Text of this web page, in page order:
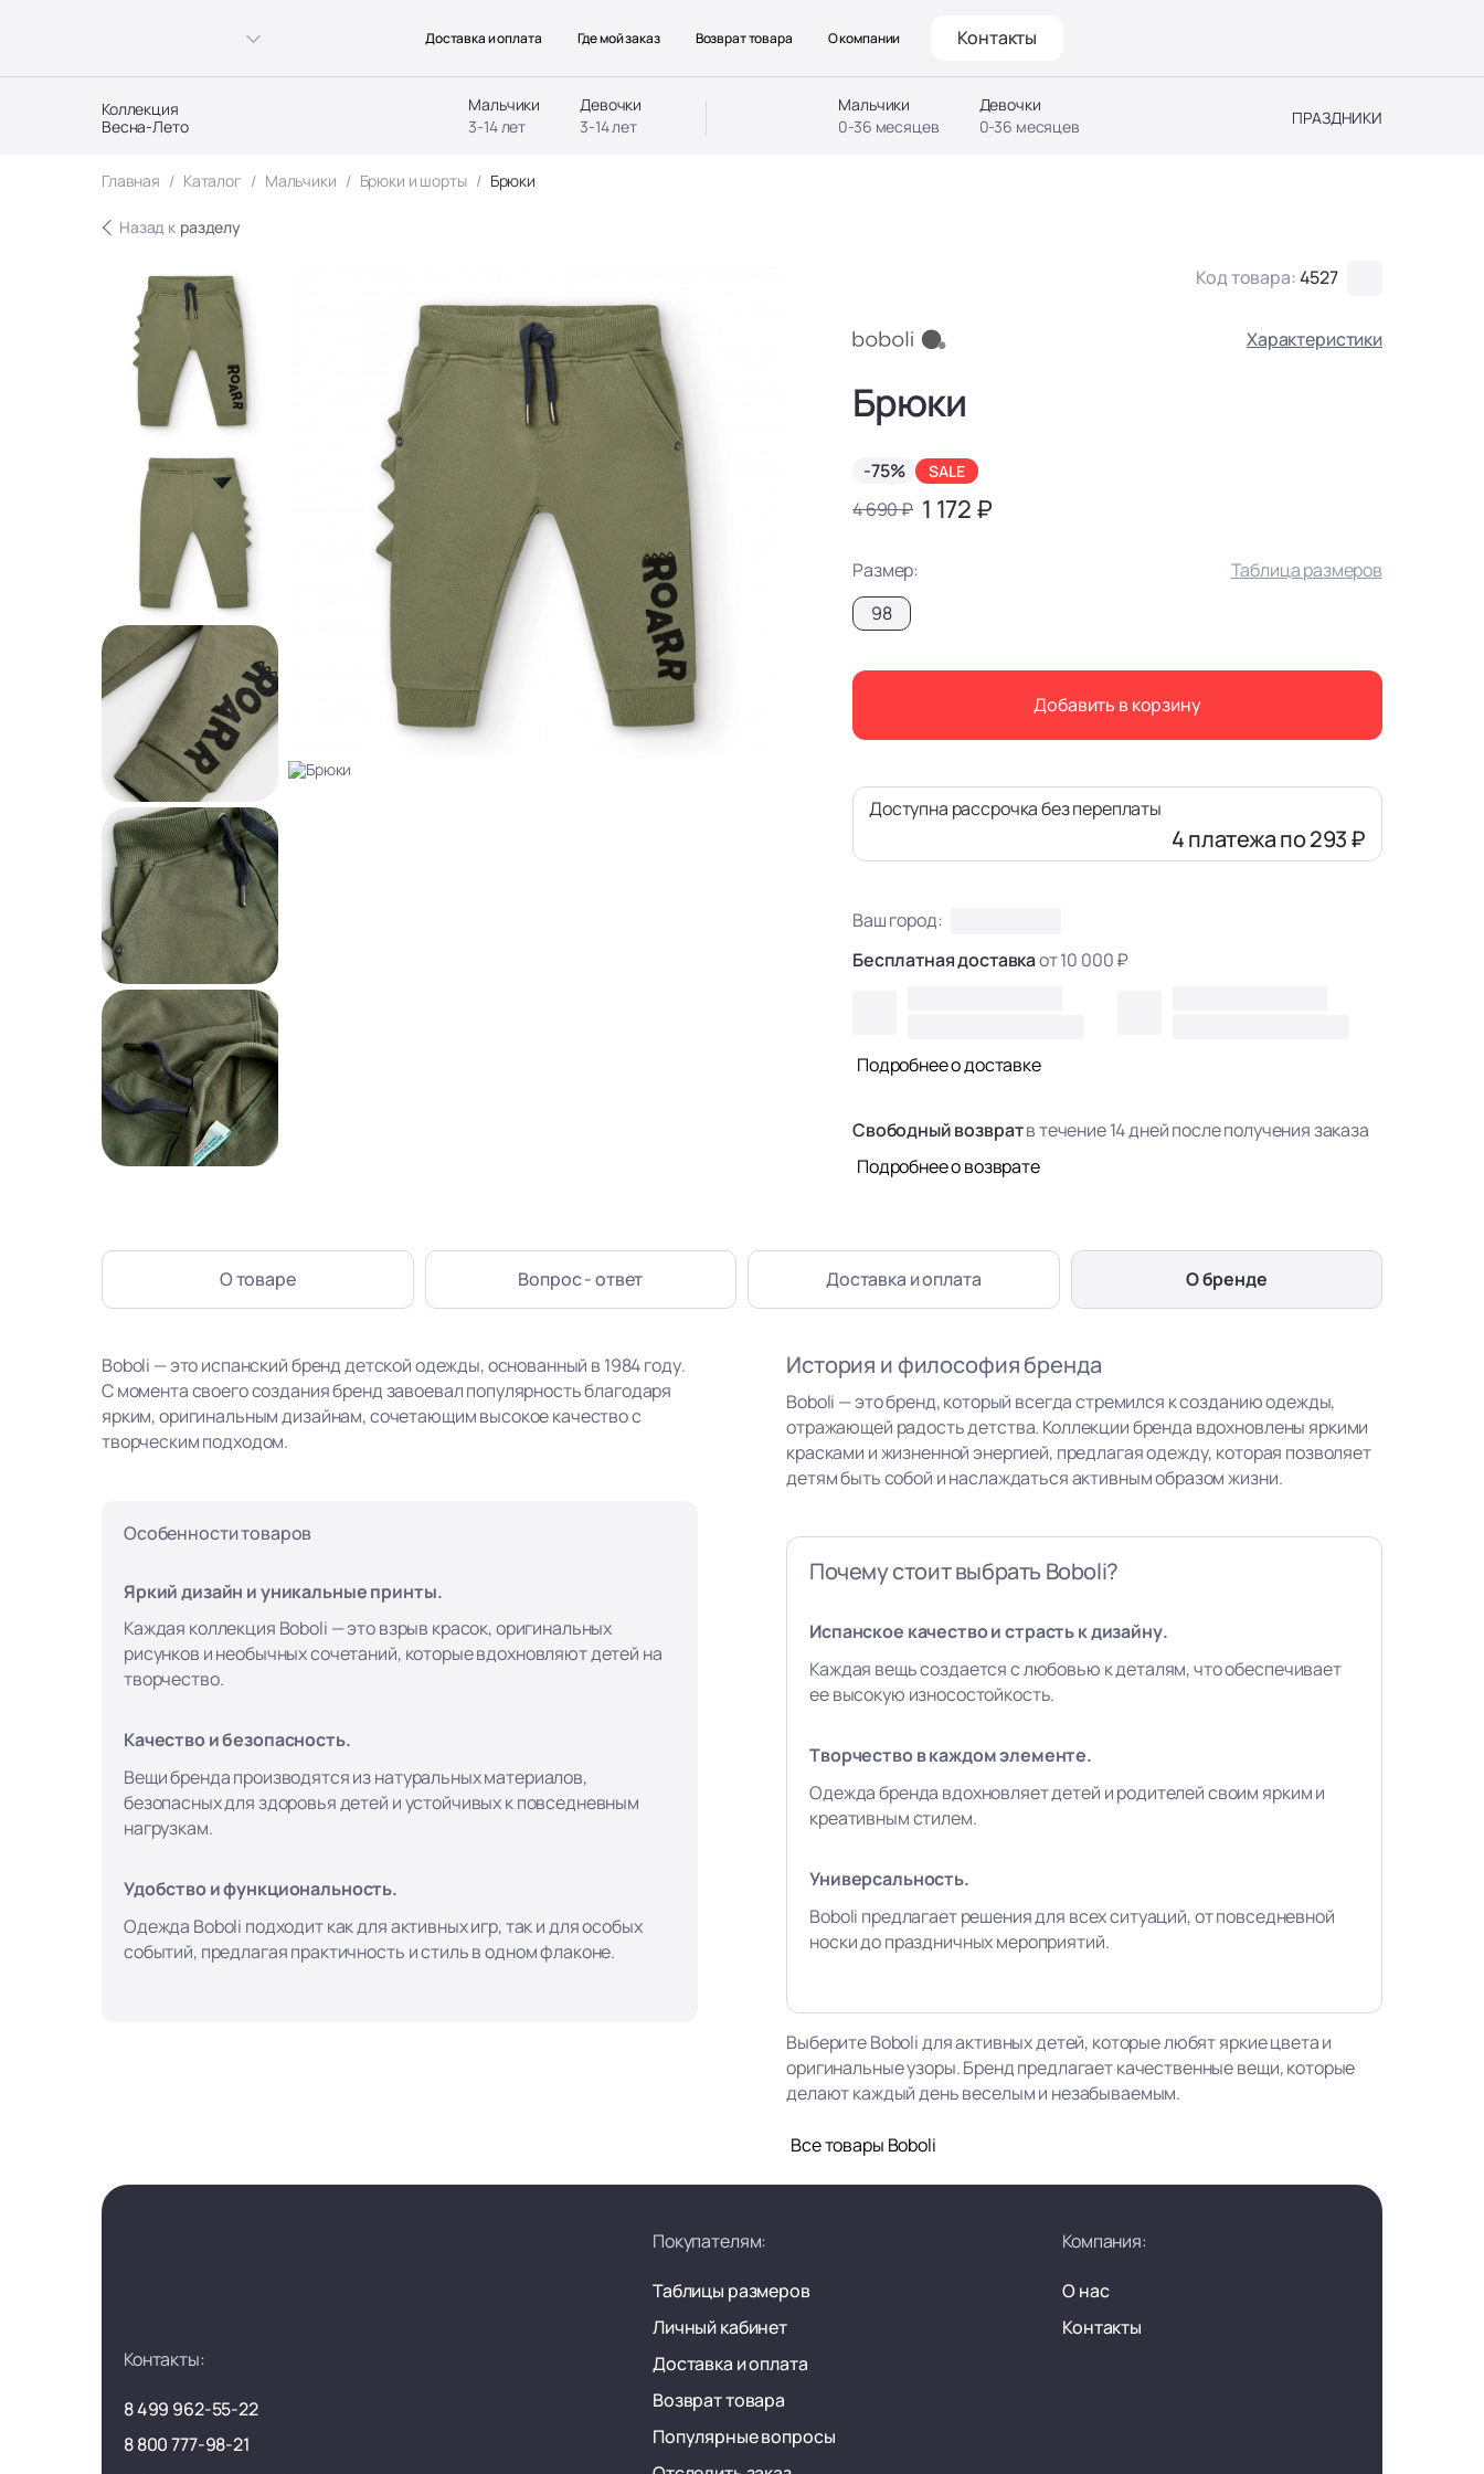
Коллекция
Весна-Лето
Мальчики
3-14 лет
Девочки
3-14 лет
Мальчики
0-36 месяцев
Девочки
0-36 месяцев
ПРАЗДНИКИ
Доставка и оплата Где мой заказ Возврат товара О компании Контакты
Главная Каталог Мальчики Брюки и шорты Брюки
Назад к разделу
Код товара:4527
Характеристики
Брюки
-75% SALE
4 690 ₽ 1 172 ₽
Размер:
Таблица размеров
98
Добавить в корзину
Доступна рассрочка без переплаты
4 платежапо 293 ₽
Ваш город:
Бесплатная доставкаот 10 000 ₽
Подробнее о доставке
Свободный возвратв течение 14 дней после получения заказа
Подробнее о возврате
О товаре Вопрос - ответ Доставка и оплата О бренде
Boboli — это испанский бренд детской одежды, основанный в 1984 году.
С момента своего создания бренд завоевал популярность благодаря
ярким, оригинальным дизайнам, сочетающим высокое качество с
творческим подходом.
Особенности товаров
Яркий дизайн и уникальные принты.
Каждая коллекция Boboli — это взрыв красок, оригинальных
рисунков и необычных сочетаний, которые вдохновляют детей на
творчество.
Качество и безопасность.
Вещи бренда производятся из натуральных материалов,
безопасных для здоровья детей и устойчивых к повседневным
нагрузкам.
Удобство и функциональность.
Одежда Boboli подходит как для активных игр, так и для особых
событий, предлагая практичность и стиль в одном флаконе.
История и философия бренда
Boboli — это бренд, который всегда стремился к созданию одежды,
отражающей радость детства. Коллекции бренда вдохновлены яркими
красками и жизненной энергией, предлагая одежду, которая позволяет
детям быть собой и наслаждаться активным образом жизни.
Почему стоит выбрать Boboli?
Испанское качество и страсть к дизайну.
Каждая вещь создается с любовью к деталям, что обеспечивает
ее высокую износостойкость.
Творчество в каждом элементе.
Одежда бренда вдохновляет детей и родителей своим ярким и
креативным стилем.
Универсальность.
Boboli предлагает решения для всех ситуаций, от повседневной
носки до праздничных мероприятий.
Выберите Boboli для активных детей, которые любят яркие цвета и
оригинальные узоры. Бренд предлагает качественные вещи, которые
делают каждый день веселым и незабываемым.
Все товары Boboli
Контакты:
8 499 962-55-22
8 800 777-98-21
Покупателям:
Таблицы размеров
Личный кабинет
Доставка и оплата
Возврат товара
Популярные вопросы
Компания:
О нас
Контакты